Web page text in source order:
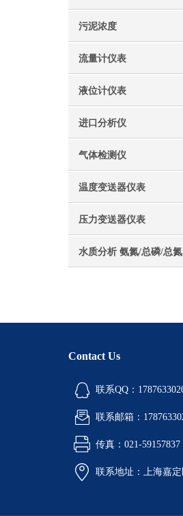
污泥浓度
流量计仪表
液位计仪表
进口分析仪
气体检测仪
温度变送器仪表
压力变送器仪表
水质分析 氨氮/总磷/总氮
Contact Us
联系QQ：
联系邮箱：
传真：021-59157837
联系地址：上海嘉